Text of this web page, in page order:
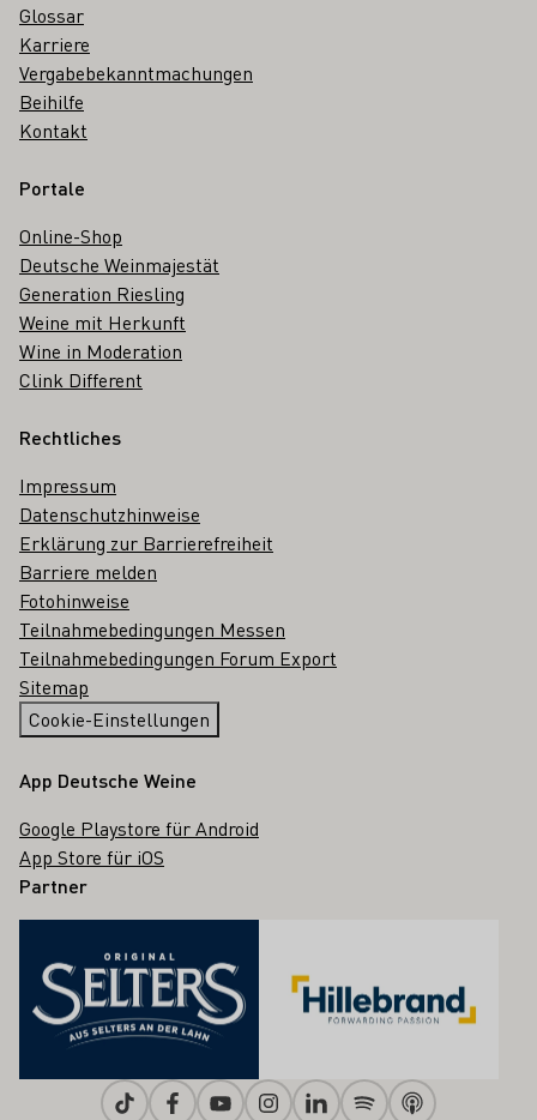
Glossar
Karriere
Vergabebekanntmachungen
Beihilfe
Kontakt
Portale
Online-Shop
Deutsche Weinmajestät
Generation Riesling
Weine mit Herkunft
Wine in Moderation
Clink Different
Rechtliches
Impressum
Datenschutzhinweise
Erklärung zur Barrierefreiheit
Barriere melden
Fotohinweise
Teilnahmebedingungen Messen
Teilnahmebedingungen Forum Export
Sitemap
Cookie-Einstellungen
App Deutsche Weine
Google Playstore für Android
App Store für iOS
Partner
TiktokFacebookYoutubeInstagramLinkedinSpotifyApple